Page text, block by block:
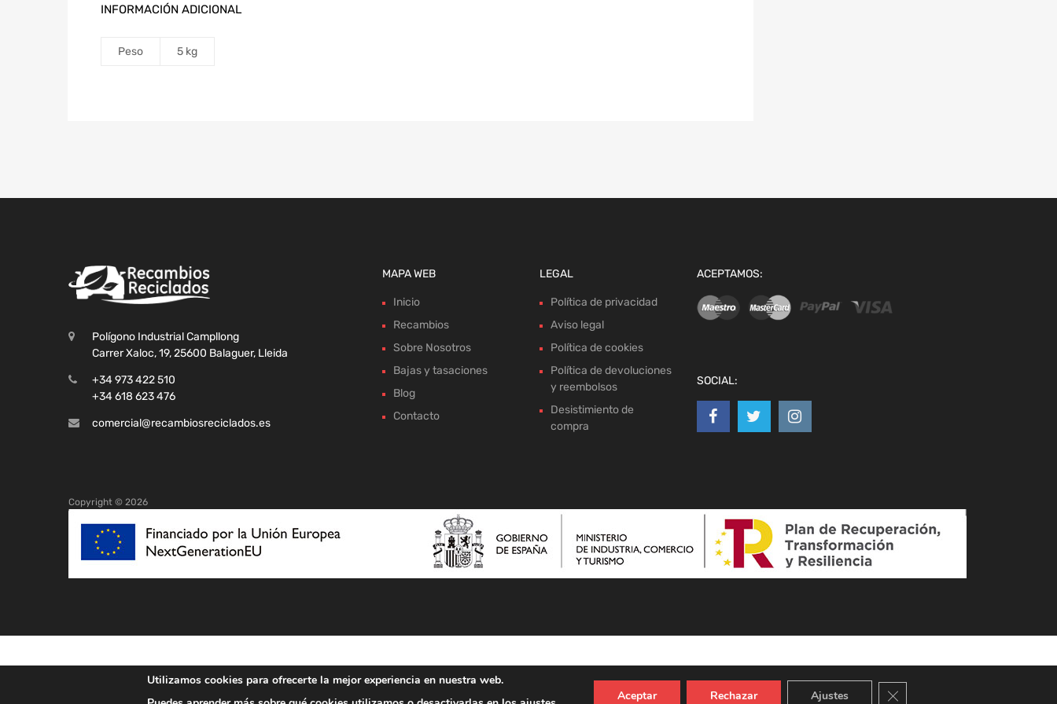
INFORMACIÓN ADICIONAL
Peso 5 kg
Polígono Industrial Campllong
Carrer Xaloc, 19, 25600 Balaguer, Lleida
+34 973 422 510
+34 618 623 476
comercial@recambiosreciclados.es
MAPA WEB
Inicio
Recambios
Sobre Nosotros
Bajas y tasaciones
Blog
Contacto
LEGAL
Política de privacidad
Aviso legal
Política de cookies
Política de devoluciones
y reembolsos
Desistimiento de
compra
ACEPTAMOS:
SOCIAL:
Copyright © 2026
Utilizamos cookies para ofrecerte la mejor experiencia en nuestra web.
Aceptar Rechazar Ajustes Cerrar el banner de cookies RGPD